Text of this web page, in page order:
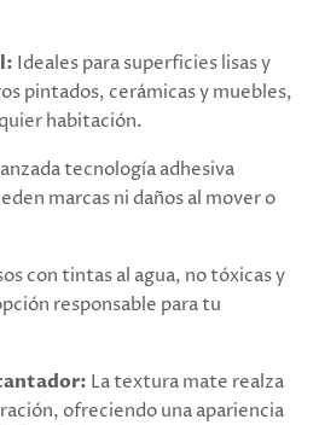
Ideales para superficies lisas y
pintados, cerámicas y muebles,
habitación.
tecnología adhesiva
marcas ni daños al mover o
con tintas al agua, no tóxicas y
responsable para tu
La textura mate realza
ofreciendo una apariencia